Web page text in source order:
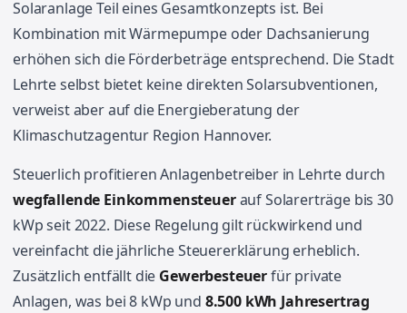
Solaranlage Teil eines Gesamtkonzepts ist. Bei
Kombination mit Wärmepumpe oder Dachsanierung
erhöhen sich die Förderbeträge entsprechend. Die Stadt
Lehrte selbst bietet keine direkten Solarsubventionen,
verweist aber auf die Energieberatung der
Klimaschutzagentur Region Hannover.
Steuerlich profitieren Anlagenbetreiber in Lehrte durch
wegfallende Einkommensteuerauf Solarerträge bis 30
kWp seit 2022. Diese Regelung gilt rückwirkend und
vereinfacht die jährliche Steuererklärung erheblich.
Zusätzlich entfällt die Gewerbesteuerfür private
Anlagen, was bei 8 kWp und 8.500 kWh Jahresertrag